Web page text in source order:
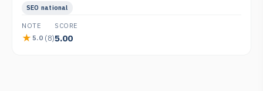
SEO national
NOTE
5.0 (8)
SCORE
5.00